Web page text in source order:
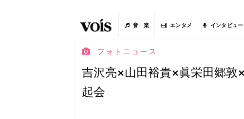
音 楽 エンタメ インタビュー
フォトニュース
吉沢亮×山田裕貴×眞栄田郷
起会